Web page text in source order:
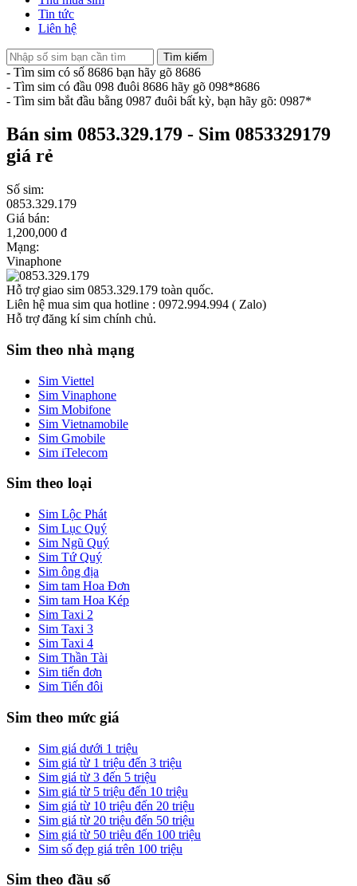
Tin tức
Liên hệ
Tìm kiếm
- Tìm sim có số 8686 bạn hãy gõ 8686
- Tìm sim có đầu 098 đuôi 8686 hãy gõ 098*8686
- Tìm sim bắt đầu bằng 0987 đuôi bất kỳ, bạn hãy gõ: 0987*
Bán sim 0853.329.179 - Sim 0853329179
giá rẻ
Số sim:
0853.329.179
Giá bán:
1,200,000 đ
Mạng:
Vinaphone
Hỗ trợ giao sim 0853.329.179 toàn quốc.
Liên hệ mua sim qua hotline : 0972.994.994 ( Zalo)
Hỗ trợ đăng kí sim chính chủ.
Sim theo nhà mạng
Sim Viettel
Sim Vinaphone
Sim Mobifone
Sim Vietnamobile
Sim Gmobile
Sim iTelecom
Sim theo loại
Sim Lộc Phát
Sim Lục Quý
Sim Ngũ Quý
Sim Tứ Quý
Sim ông địa
Sim tam Hoa Đơn
Sim tam Hoa Kép
Sim Taxi 2
Sim Taxi 3
Sim Taxi 4
Sim Thần Tài
Sim tiến đơn
Sim Tiến đôi
Sim theo mức giá
Sim giá dưới 1 triệu
Sim giá từ 1 triệu đến 3 triệu
Sim giá từ 3 đến 5 triệu
Sim giá từ 5 triệu đến 10 triệu
Sim giá từ 10 triệu đến 20 triệu
Sim giá từ 20 triệu đến 50 triệu
Sim giá từ 50 triệu đến 100 triệu
Sim số đẹp giá trên 100 triệu
Sim theo đầu số